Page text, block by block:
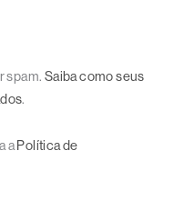
spam. Saiba como seus
.
a Política de